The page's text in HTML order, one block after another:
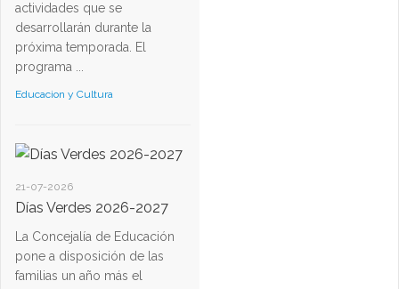
actividades que se
desarrollarán durante la
próxima temporada. El
programa ...
Educacion y Cultura
21-07-2026
Días Verdes 2026-2027
La Concejalía de Educación
pone a disposición de las
familias un año más el